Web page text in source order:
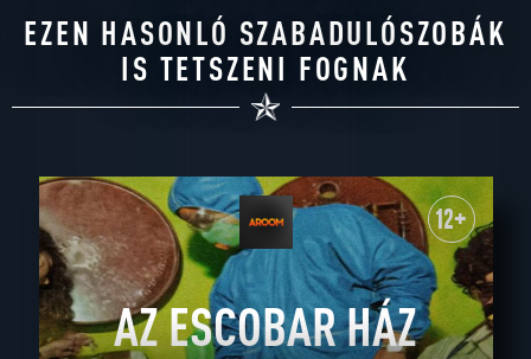
EZEN HASONLÓ SZABADULÓSZOBÁK
IS TETSZENI FOGNAK
12+
AZ ESCOBAR HÁZ